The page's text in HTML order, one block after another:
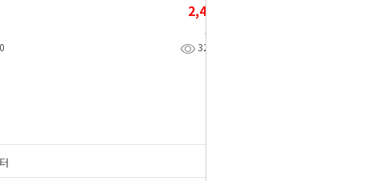
0
2,400,000
코브라
32